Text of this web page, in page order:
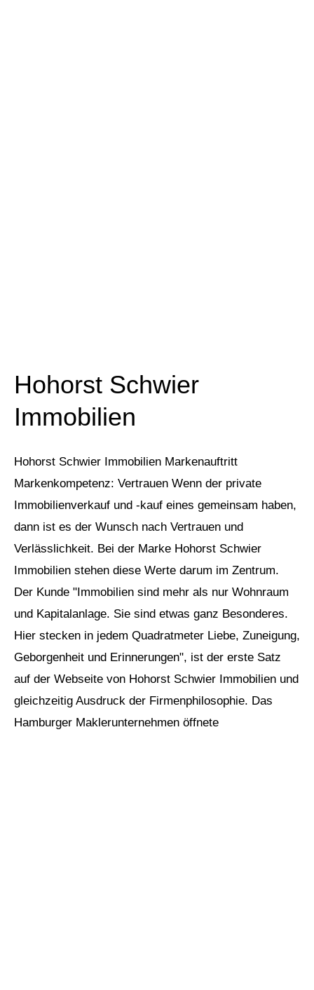
Hohorst Schwier
Immobilien
Hohorst Schwier Immobilien Markenauftritt
Markenkompetenz: Vertrauen Wenn der private
Immobilienverkauf und -kauf eines gemeinsam haben,
dann ist es der Wunsch nach Vertrauen und
Verlässlichkeit. Bei der Marke Hohorst Schwier
Immobilien stehen diese Werte darum im Zentrum.
Der Kunde "Immobilien sind mehr als nur Wohnraum
und Kapitalanlage. Sie sind etwas ganz Besonderes.
Hier stecken in jedem Quadratmeter Liebe, Zuneigung,
Geborgenheit und Erinnerungen", ist der erste Satz
auf der Webseite von Hohorst Schwier Immobilien und
gleichzeitig Ausdruck der Firmenphilosophie. Das
Hamburger Maklerunternehmen öffnete